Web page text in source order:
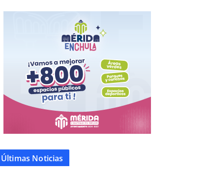
Últimas Noticias